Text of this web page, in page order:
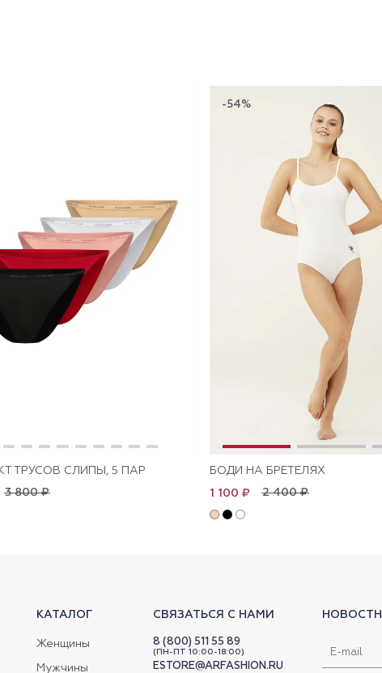
ТРУСОВ СЛИПЫ, 5 ПАР
3 800 ₽
-54%
БОДИ НА БРЕТЕЛЯХ
2 400 ₽
1 100 ₽
КАТАЛОГ
Женщины
Мужчины
СВЯЗАТЬСЯ С НАМИ
8 (800) 511 55 89
(ПН-ПТ 10:00-18:00)
ESTORE@ARFASHION.RU